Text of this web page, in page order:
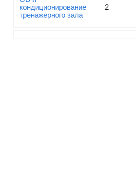
кондиционирование
тренажерного зала
2